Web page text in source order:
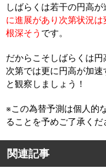
しばらくは若干の円高が
に進展があり次第状況
根深そう です。
だからこそしばらくは
次第では更に円高が加
と観察しましょう！
※この為替予測は個人的
ることを予めご了承くだ
関連記事